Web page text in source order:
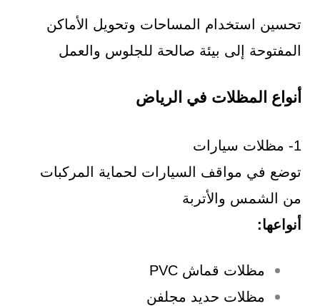
تحسين استخدام المساحات وتحويل الأماكن
المفتوحة إلى بيئة صالحة للجلوس والعمل
أنواع المظلات في الرياض
1- مظلات سيارات
توضع في مواقف السيارات لحماية المركبات
من الشمس والأتربة
أنواعها:
مظلات قماش PVC
مظلات حديد مجلفن